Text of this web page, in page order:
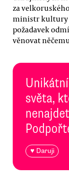
za
ministr kultury
požadavek
věnovat
světa,
♥ Daruji